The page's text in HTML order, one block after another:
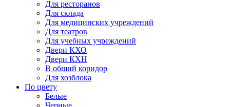
Для ресторанов
Для склада
Для медицинских учреждений
Для театров
Для учебных учреждений
Двери КХО
Двери КХН
В общий коридор
Для хозблока
По цвету
Белые
Черные